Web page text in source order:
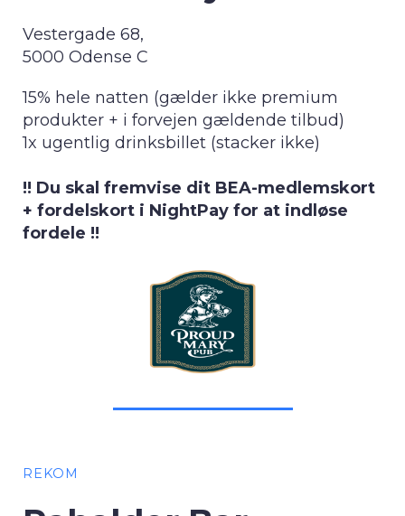
Vestergade 68,
5000 Odense C
15% hele natten (gælder ikke premium
produkter + i forvejen gældende tilbud)
1x ugentlig drinksbillet (stacker ikke)
!! Du skal fremvise dit BEA-medlemskort
+ fordelskort i NightPay for at indløse
fordele !!
REKOM